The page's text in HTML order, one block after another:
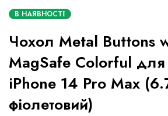
В НАЯВНОСТІ
Чохол Metal Buttons
MagSafe Colorful
iPhone 14 Pro Max
фіолетовий)